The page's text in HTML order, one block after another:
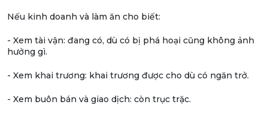
Nếu kinh doanh và làm ăn cho biết:
- Xem tài vận: đang có, dù có bị phá hoại cũng không ảnh
hưởng gì.
- Xem khai trương: khai trương được cho dù có ngăn trở.
- Xem buôn bán và giao dịch: còn trục trặc.